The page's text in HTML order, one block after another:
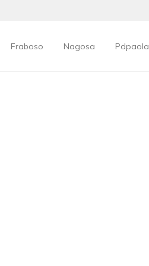
Fraboso Nagosa Pdpaola